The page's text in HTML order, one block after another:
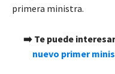
primera ministra.
➡️ Te puede
nuevo primer